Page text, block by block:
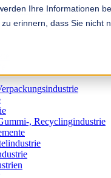
Ihre Informationen
erinnern, dass Sie nicht
, Recyclingindustrie